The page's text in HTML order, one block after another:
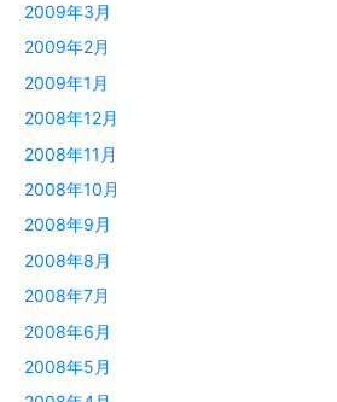
2009年3月
2009年2月
2009年1月
2008年12月
2008年11月
2008年10月
2008年9月
2008年8月
2008年7月
2008年6月
2008年5月